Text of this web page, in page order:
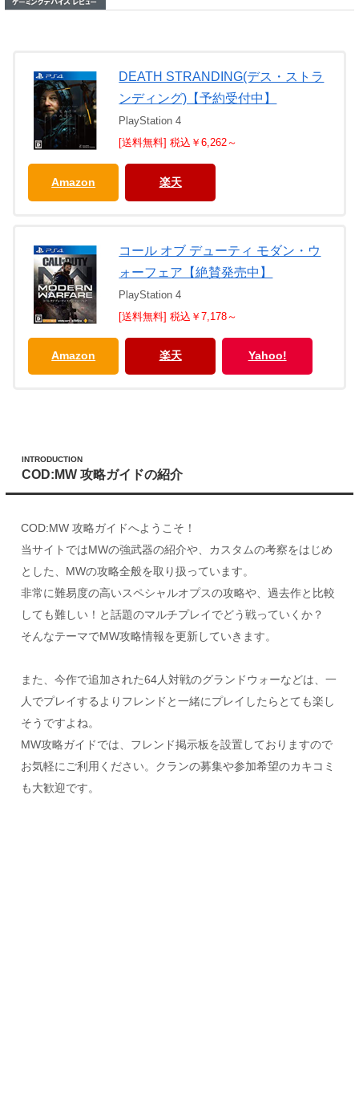
DEATH STRANDING(デス・ストラ
ンディング)【予約受付中】
PlayStation 4
[送料無料] 税込￥6,262～
Amazon 楽天
コール オブ デューティ モダン・ウ
ォーフェア【絶賛発売中】
PlayStation 4
[送料無料] 税込￥7,178～
Amazon 楽天 Yahoo!
INTRODUCTION
COD:MW 攻略ガイドの紹介
COD:MW 攻略ガイドへようこそ！
当サイトではMWの強武器の紹介や、カスタムの考察をはじめ
とした、MWの攻略全般を取り扱っています。
非常に難易度の高いスペシャルオプスの攻略や、過去作と比較
しても難しい！と話題のマルチプレイでどう戦っていくか？
そんなテーマでMW攻略情報を更新していきます。
また、今作で追加された64人対戦のグランドウォーなどは、一
人でプレイするよりフレンドと一緒にプレイしたらとても楽し
そうですよね。
MW攻略ガイドでは、フレンド掲示板を設置しておりますので
お気軽にご利用ください。クランの募集や参加希望のカキコミ
も大歓迎です。